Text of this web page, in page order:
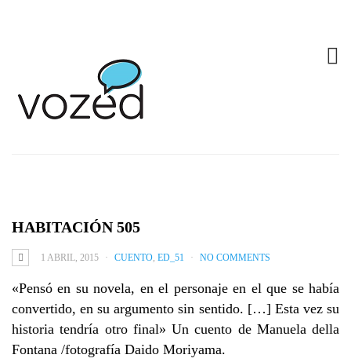
HABITACIÓN 505
1 ABRIL, 2015 CUENTO, ED_51 NO COMMENTS
«Pensó en su novela, en el personaje en el que se había
convertido, en su argumento sin sentido. […] Esta vez su
historia tendría otro final» Un cuento de Manuela della
Fontana /fotografía Daido Moriyama.